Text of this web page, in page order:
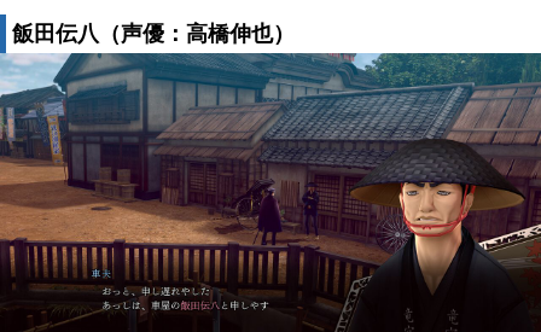
飯田伝八（声優：高橋伸也）